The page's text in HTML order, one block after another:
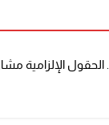
الحقول الإلزامية مشار